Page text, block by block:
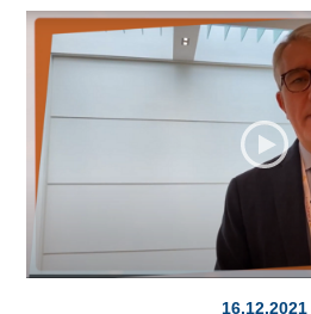
16.12.2021